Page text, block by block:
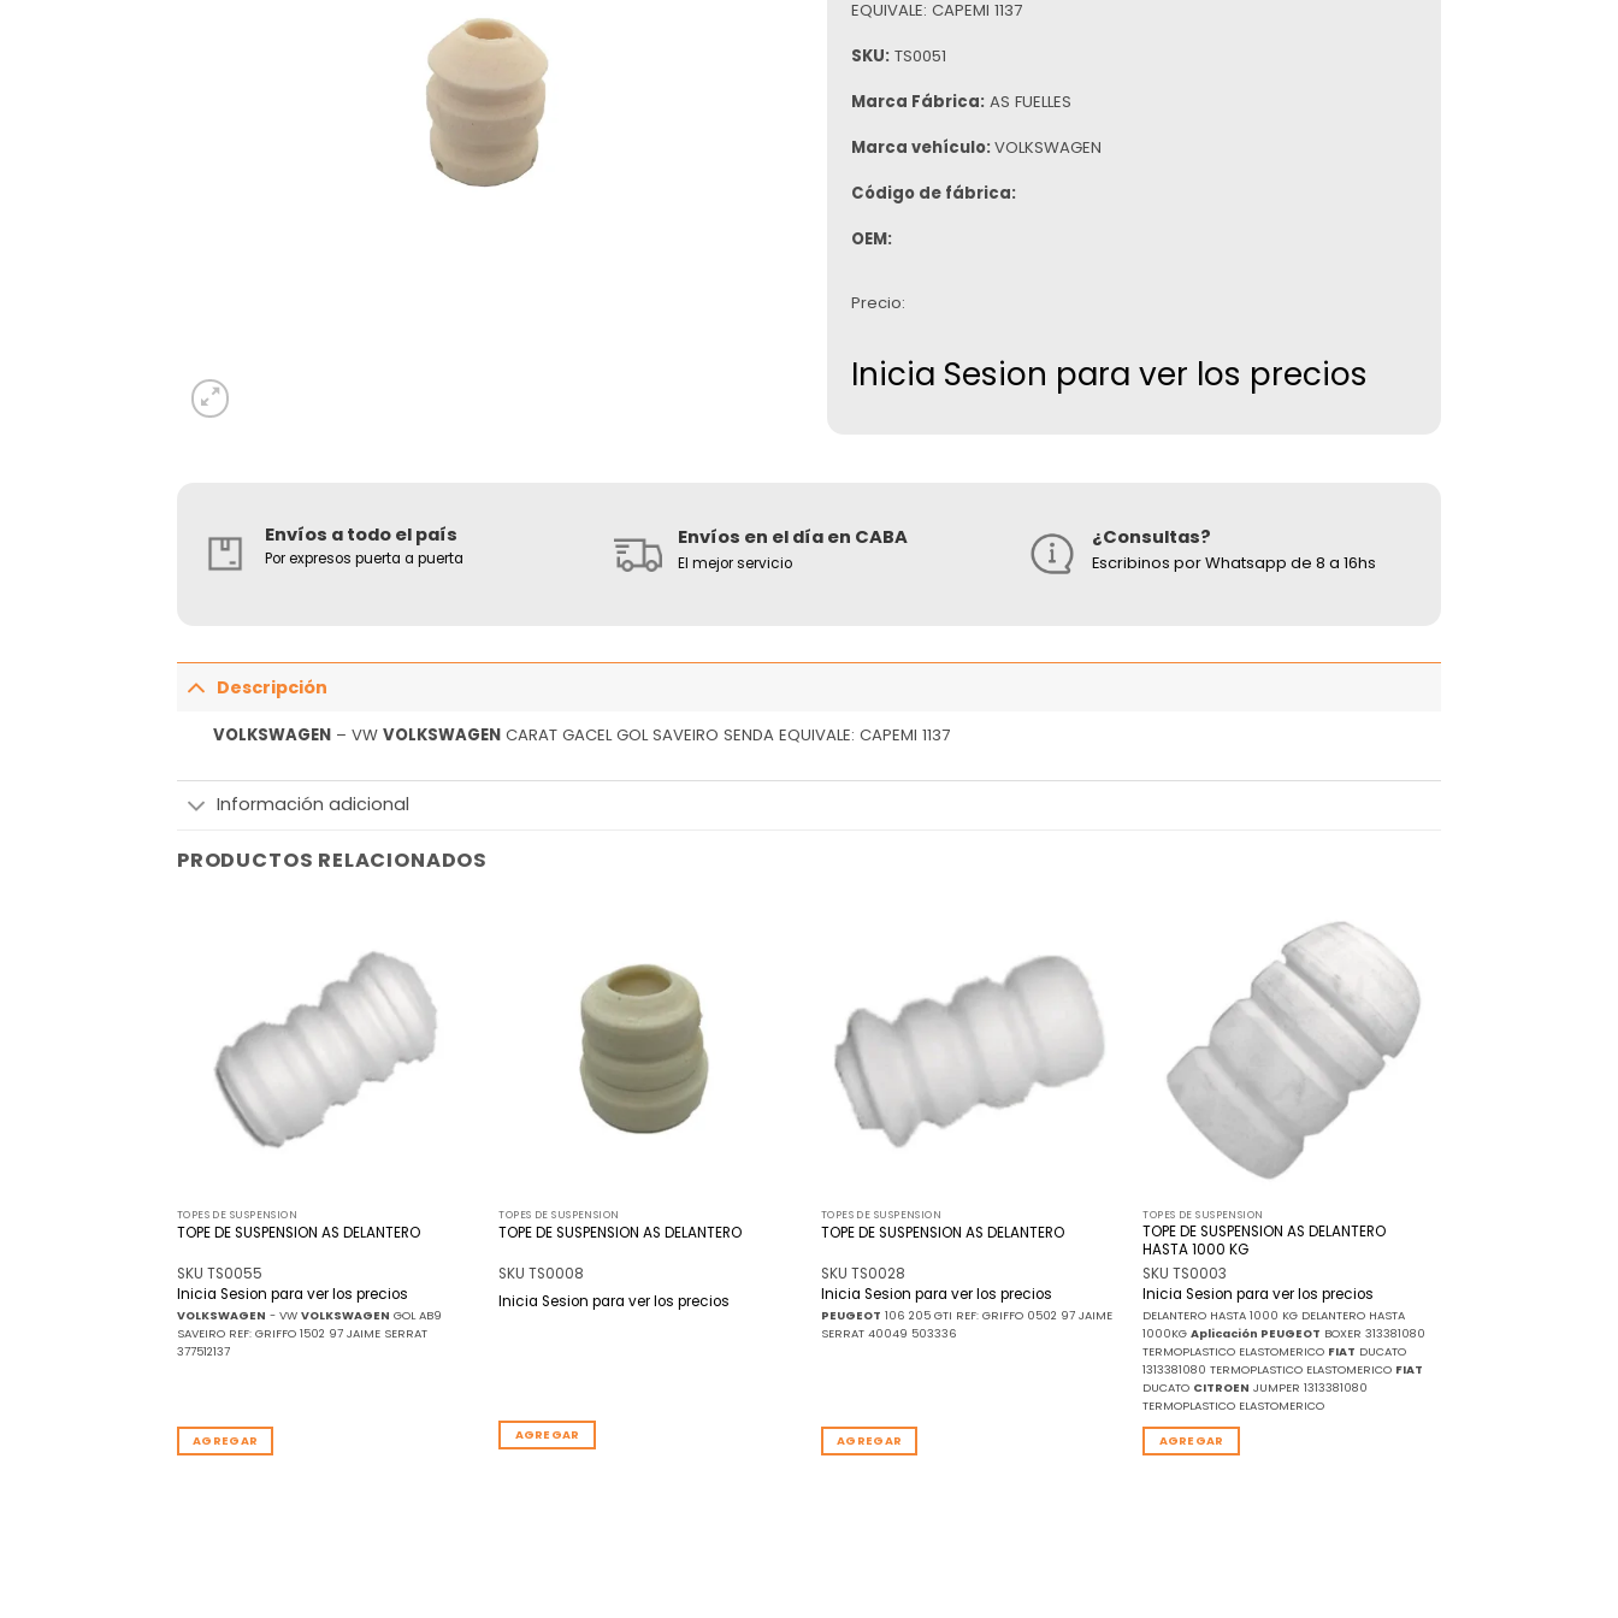
EQUIVALE: CAPEMI 1137
SKU: TS0051
Marca Fábrica: AS FUELLES
Marca vehículo: VOLKSWAGEN
Código de fábrica:
OEM:
Precio:
Inicia Sesion para ver los precios
Envíos a todo el país
Por expresos puerta a puerta
Envíos en el día en CABA
El mejor servicio
¿Consultas?
Escribinos por Whatsapp de 8 a 16hs
Descripción
VOLKSWAGEN – VWVOLKSWAGEN CARAT GACEL GOL SAVEIRO SENDA EQUIVALE: CAPEMI 1137
Información adicional
PRODUCTOS RELACIONADOS
de
deseos
TOPES DE SUSPENSION
TOPE DE SUSPENSION AS DELANTERO
SKU TS0055
Inicia Sesion para ver los precios
VOLKSWAGEN - VW VOLKSWAGEN GOL AB9
SAVEIRO REF: GRIFFO 1502 97 JAIME SERRAT
377512137
AGREGAR
TOPES DE SUSPENSION
TOPE DE SUSPENSION AS DELANTERO
SKU TS0008
Inicia Sesion para ver los precios
AGREGAR
Añadir
a la
lista
TOPES DE SUSPENSION
TOPE DE SUSPENSION AS DELANTERO
SKU TS0028
Inicia Sesion para ver los precios
PEUGEOT 106 205 GTI REF: GRIFFO 0502 97 JAIME
SERRAT 40049 503336
AGREGAR
Añadir
a la
lista
deseos
TOPES DE SUSPENSION
TOPE DE SUSPENSION AS DELANTERO
HASTA 1000 KG
SKU TS0003
Inicia Sesion para ver los precios
DELANTERO HASTA 1000 KG DELANTERO HASTA
1000KGAplicación PEUGEOT BOXER 313381080
TERMOPLASTICO ELASTOMERICO FIAT DUCATO
1313381080 TERMOPLASTICO ELASTOMERICO FIAT
DUCATO CITROEN JUMPER 1313381080
TERMOPLASTICO ELASTOMERICO
AGREGAR